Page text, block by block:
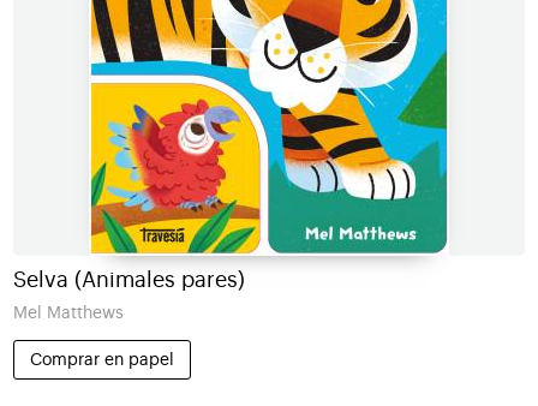
Selva (Animales pares)
Mel Matthews
Comprar en papel